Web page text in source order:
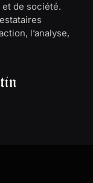
et de société.
l’analyse,